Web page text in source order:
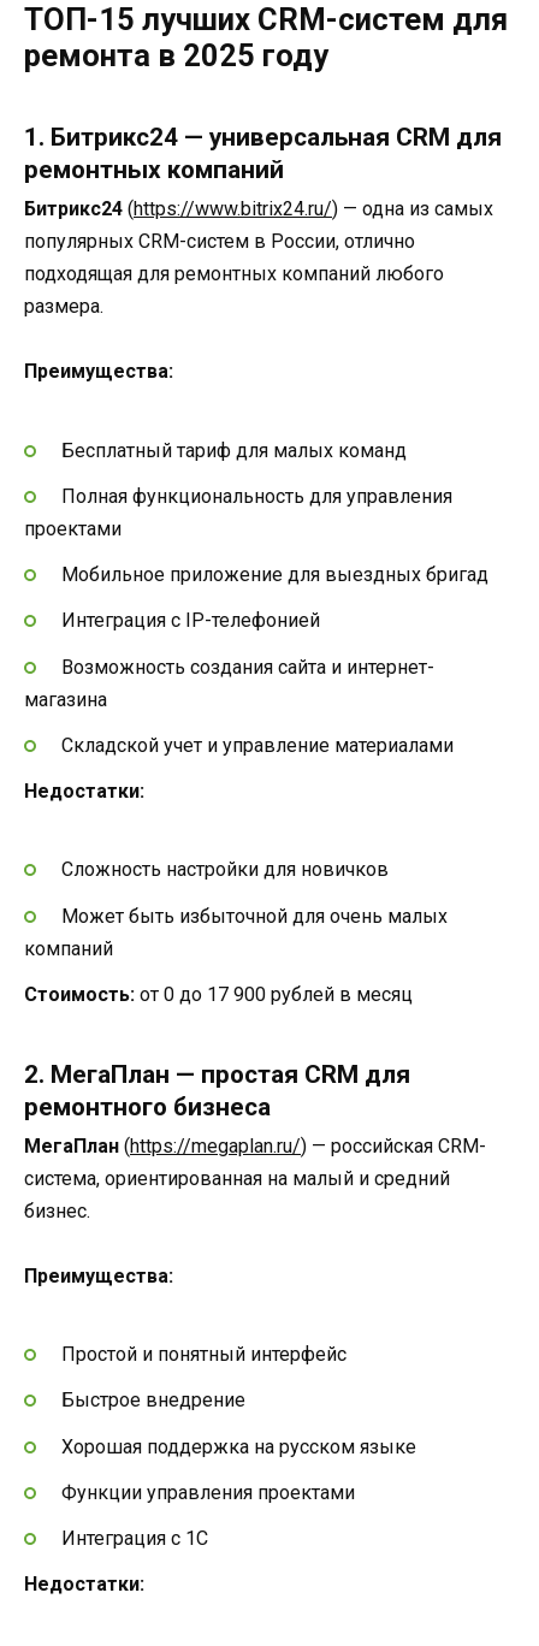
ТОП-15 лучших CRM-систем для
ремонта в 2025 году
1. Битрикс24 — универсальная CRM для
ремонтных компаний
Битрикс24 (https://www.bitrix24.ru/) — одна из самых
популярных CRM-систем в России, отлично
подходящая для ремонтных компаний любого
размера.
Преимущества:
Бесплатный тариф для малых команд
Полная функциональность для управления
проектами
Мобильное приложение для выездных бригад
Интеграция с IP-телефонией
Возможность создания сайта и интернет-
магазина
Складской учет и управление материалами
Недостатки:
Сложность настройки для новичков
Может быть избыточной для очень малых
компаний
Стоимость: от 0 до 17 900 рублей в месяц
2. МегаПлан — простая CRM для
ремонтного бизнеса
МегаПлан (https://megaplan.ru/) — российская CRM-
система, ориентированная на малый и средний
бизнес.
Преимущества:
Простой и понятный интерфейс
Быстрое внедрение
Хорошая поддержка на русском языке
Функции управления проектами
Интеграция с 1С
Недостатки: